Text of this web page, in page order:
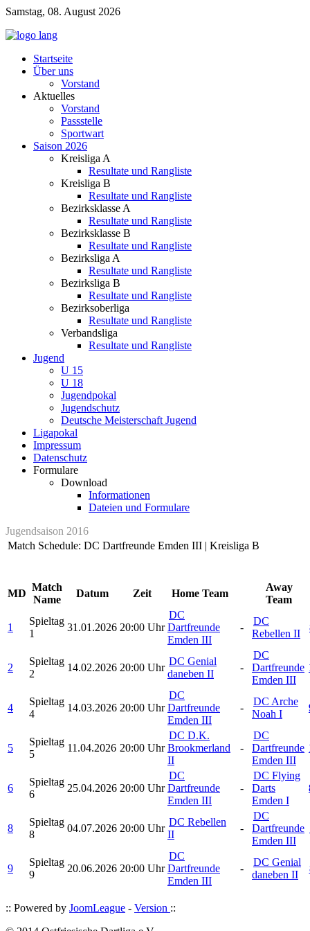
Samstag, 08. August 2026
Startseite
Über uns
Vorstand
Aktuelles
Vorstand
Passstelle
Sportwart
Saison 2026
Kreisliga A
Resultate und Rangliste
Kreisliga B
Resultate und Rangliste
Bezirksklasse A
Resultate und Rangliste
Bezirksklasse B
Resultate und Rangliste
Bezirksliga A
Resultate und Rangliste
Bezirksliga B
Resultate und Rangliste
Bezirksoberliga
Resultate und Rangliste
Verbandsliga
Resultate und Rangliste
Jugend
U 15
U 18
Jugendpokal
Jugendschutz
Deutsche Meisterschaft Jugend
Ligapokal
Impressum
Datenschutz
Formulare
Download
Informationen
Dateien und Formulare
Jugendsaison 2016
Match Schedule: DC Dartfreunde Emden III | Kreisliga B
MD
Match
Name
Datum Zeit Home Team
Away
Team
1
Spieltag
1
31.01.2026 20:00 Uhr
DC
Dartfreunde
Emden III
-
DC
Rebellen II
2
Spieltag
2
14.02.2026 20:00 Uhr
DC Genial
daneben II
-
DC
Dartfreunde
Emden III
4
Spieltag
4
14.03.2026 20:00 Uhr
DC
Dartfreunde
Emden III
-
DC Arche
Noah I
5
Spieltag
5
11.04.2026 20:00 Uhr
DC D.K.
Brookmerland
II
-
DC
Dartfreunde
Emden III
6
Spieltag
6
25.04.2026 20:00 Uhr
DC
Dartfreunde
Emden III
-
DC Flying
Darts
Emden I
8
Spieltag
8
04.07.2026 20:00 Uhr
DC Rebellen
II
-
DC
Dartfreunde
Emden III
9
Spieltag
9
20.06.2026 20:00 Uhr
DC
Dartfreunde
Emden III
-
DC Genial
daneben II
:: Powered by JoomLeague - Version ::